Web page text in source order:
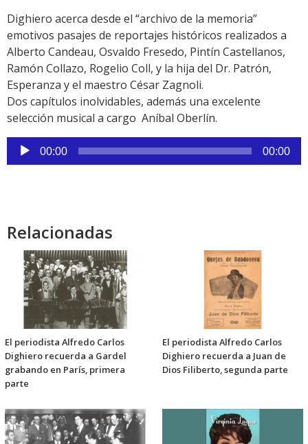
Dighiero acerca desde el “archivo de la memoria”
emotivos pasajes de reportajes históricos realizados a
Alberto Candeau, Osvaldo Fresedo, Pintín Castellanos,
Ramón Collazo, Rogelio Coll, y la hija del Dr. Patrón,
Esperanza y el maestro César Zagnoli.
Dos capítulos inolvidables, además una excelente
selección musical a cargo Aníbal Oberlín.
Reproductor
de
00:00 00:00
Relacionadas
El periodista Alfredo Carlos
Dighiero recuerda a Gardel
grabando en París, primera
parte
El periodista Alfredo Carlos
Dighiero recuerda a Juan de
Dios Filiberto, segunda parte